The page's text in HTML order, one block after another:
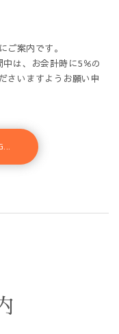
ご案内です。
は、お会計時に5％の
さいますようお願い申